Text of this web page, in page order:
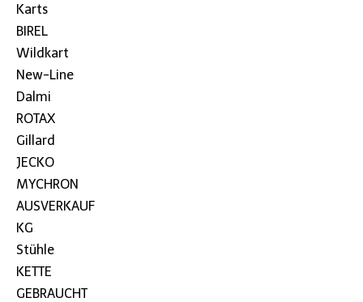
Karts
BIREL
Wildkart
New-Line
Dalmi
ROTAX
Gillard
JECKO
MYCHRON
AUSVERKAUF
KG
Stühle
KETTE
GEBRAUCHT